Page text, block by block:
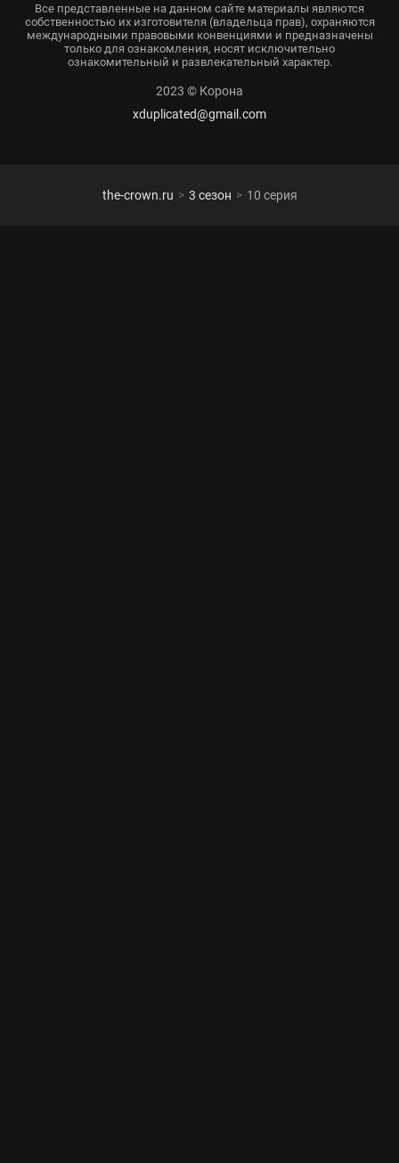
Все представленные на данном сайте материалы являются
собственностью их изготовителя (владельца прав), охраняются
международными правовыми конвенциями и предназначены
только для ознакомления, носят исключительно
ознакомительный и развлекательный характер.
2023 © Корона
xduplicated@gmail.com
the-crown.ru 3 сезон 10 серия